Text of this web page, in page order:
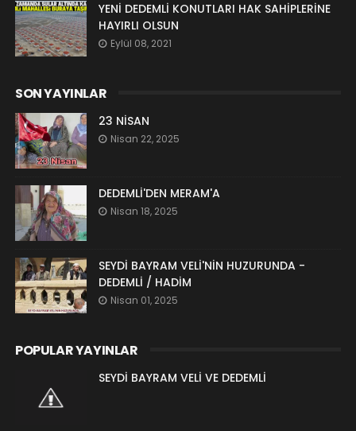
YENİ DEDEMLİ KONUTLARI HAK SAHİPLERİNE
HAYIRLI OLSUN
Eylül 08, 2021
SON YAYINLAR
23 NİSAN
Nisan 22, 2025
DEDEMLİ'DEN MERAM'A
Nisan 18, 2025
SEYDİ BAYRAM VELİ'NİN HUZURUNDA -
DEDEMLİ / HADİM
Nisan 01, 2025
POPULAR YAYINLAR
SEYDİ BAYRAM VELİ VE DEDEMLİ